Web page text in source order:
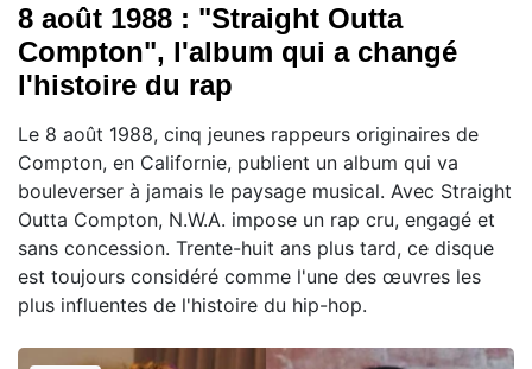
8 août 1988 : "Straight Outta
Compton", l'album qui a changé
l'histoire du rap
Le 8 août 1988, cinq jeunes rappeurs originaires de
Compton, en Californie, publient un album qui va
bouleverser à jamais le paysage musical. Avec Straight
Outta Compton, N.W.A. impose un rap cru, engagé et
sans concession. Trente-huit ans plus tard, ce disque
est toujours considéré comme l'une des œuvres les
plus influentes de l'histoire du hip-hop.